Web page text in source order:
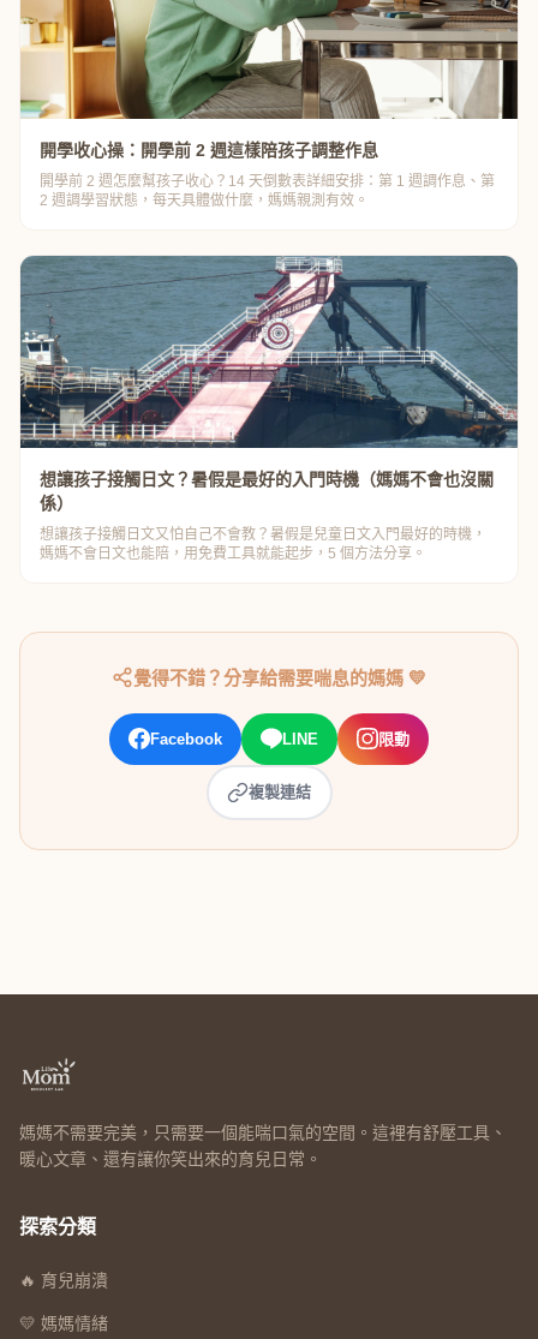
開學收心操：開學前 2 週這樣陪孩子調整作息
開學前 2 週怎麼幫孩子收心？14 天倒數表詳細安排：第 1 週調作息、第
2 週調學習狀態，每天具體做什麼，媽媽親測有效。
想讓孩子接觸日文？暑假是最好的入門時機（媽媽不會也沒關
係）
想讓孩子接觸日文又怕自己不會教？暑假是兒童日文入門最好的時機，
媽媽不會日文也能陪，用免費工具就能起步，5 個方法分享。
覺得不錯？分享給需要喘息的媽媽 💛
Facebook LINE 限動
複製連結
媽媽不需要完美，只需要一個能喘口氣的空間。這裡有舒壓工具、
暖心文章、還有讓你笑出來的育兒日常。
探索分類
🔥 育兒崩潰
💛 媽媽情緒